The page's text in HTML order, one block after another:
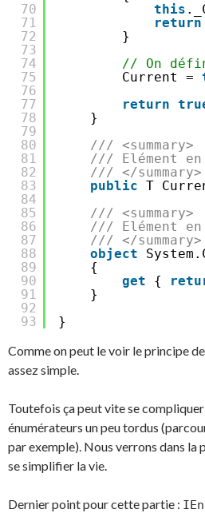
70
71
72
73
74
75
76
77
78
79
80
81
82
83
84
85
86
87
88
89
90
91
92
93
this
return
}
// On
Current =
return
}
/// <summary>
/// Elément
/// </summary>
public T
/// <summary>
/// Elément
/// </summary>
object
{
get
{
}
}
Comme on peut le voir le principe
assez simple.
Toutefois ça peut vite se
énumérateurs un peu tordus
par exemple). Nous verrons dans la
se simplifier la vie.
Dernier point pour cette partie :